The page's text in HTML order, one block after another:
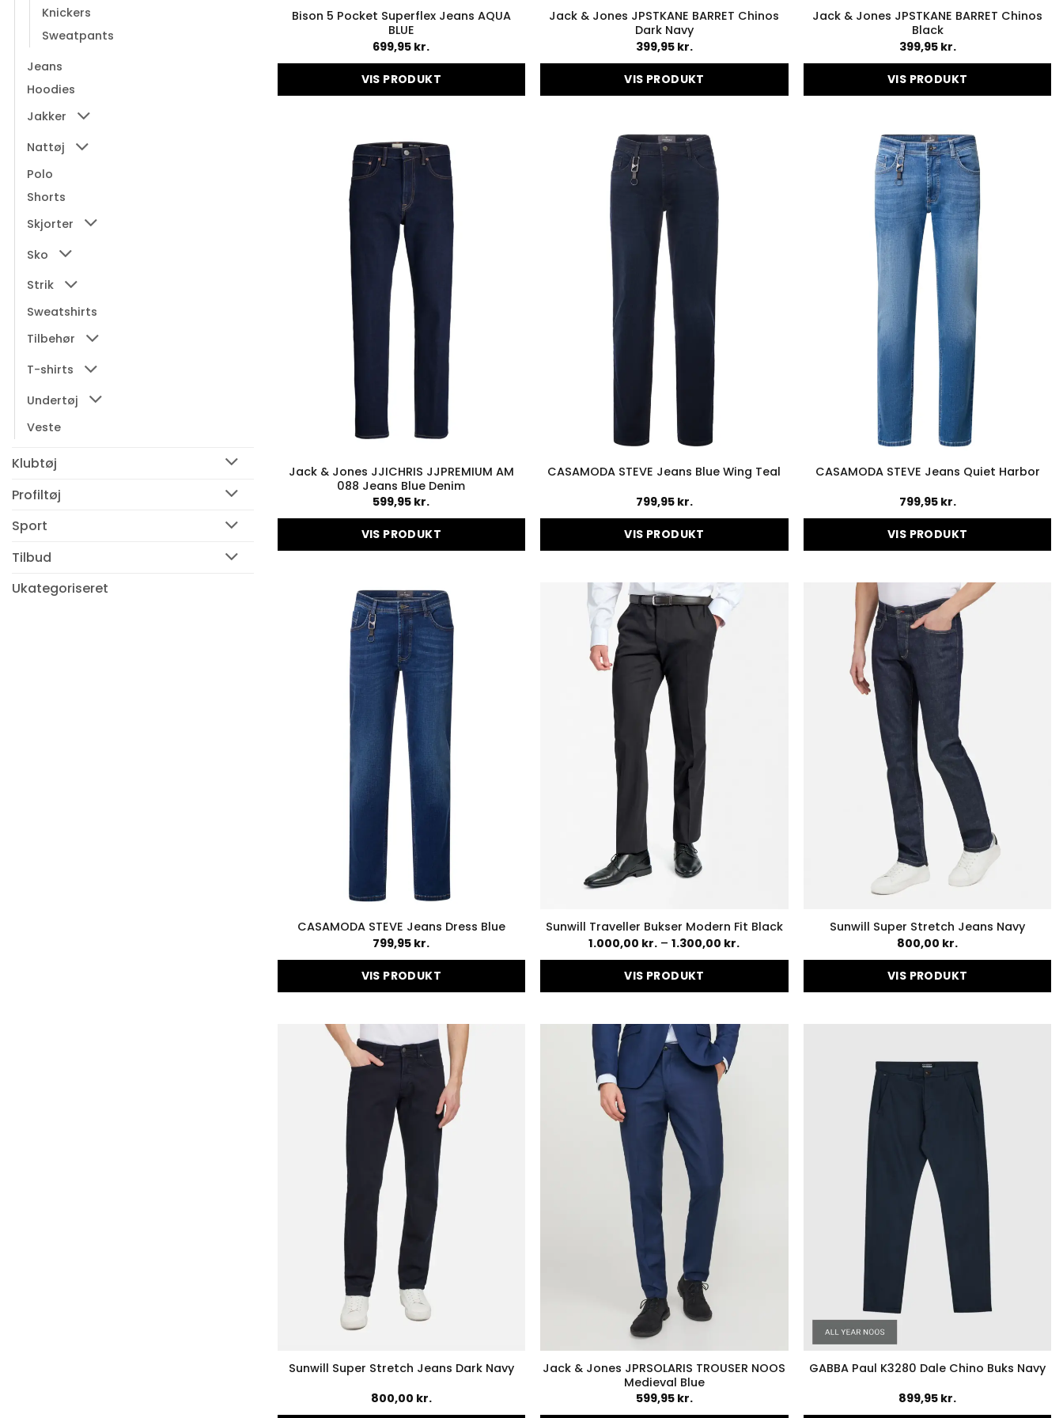
Knickers
Sweatpants
Jeans
Hoodies
Jakker
Nattøj
Polo
Shorts
Skjorter
Sko
Strik
Sweatshirts
Tilbehør
T-shirts
Undertøj
Veste
Klubtøj
Profiltøj
Sport
Tilbud
Ukategoriseret
Bison 5 Pocket Superflex Jeans AQUA
BLUE
699,95 kr.
VIS PRODUKT
har
flere
varianter.
Mulighederne
kan
vælges
på
varesiden
Jack & Jones JPSTKANE BARRET Chinos
Dark Navy
399,95 kr.
VIS PRODUKT
har
flere
varianter.
Mulighederne
kan
vælges
på
varesiden
Jack & Jones JPSTKANE BARRET Chinos
Black
399,95 kr.
VIS PRODUKT
har
flere
varianter.
Mulighederne
kan
vælges
på
varesiden
Jack & Jones JJICHRIS JJPREMIUM AM
088 Jeans Blue Denim
599,95 kr.
VIS PRODUKT
har
flere
varianter.
Mulighederne
kan
vælges
på
varesiden
CASAMODA STEVE Jeans Blue Wing Teal
799,95 kr.
VIS PRODUKT
har
flere
varianter.
Mulighederne
vælges
på
varesiden
CASAMODA STEVE Jeans Quiet Harbor
799,95 kr.
VIS PRODUKT
har
flere
varianter.
Mulighederne
vælges
varesiden
CASAMODA STEVE Jeans Dress Blue
799,95 kr.
VIS PRODUKT
flere
varianter.
Mulighederne
vælges
på
varesiden
Sunwill Traveller Bukser Modern Fit Black
1.000,00 kr. – 1.300,00 kr.Prisinterval:
til
VIS PRODUKT
har
flere
varianter.
Mulighederne
kan
vælges
på
varesiden
Sunwill Super Stretch Jeans Navy
800,00 kr.
VIS PRODUKT
varianter.
Mulighederne
varesiden
Sunwill Super Stretch Jeans Dark Navy
800,00 kr.
Jack & Jones JPRSOLARIS TROUSER NOOS
Medieval Blue
599,95 kr.
GABBA Paul K3280 Dale Chino Buks Navy
899,95 kr.